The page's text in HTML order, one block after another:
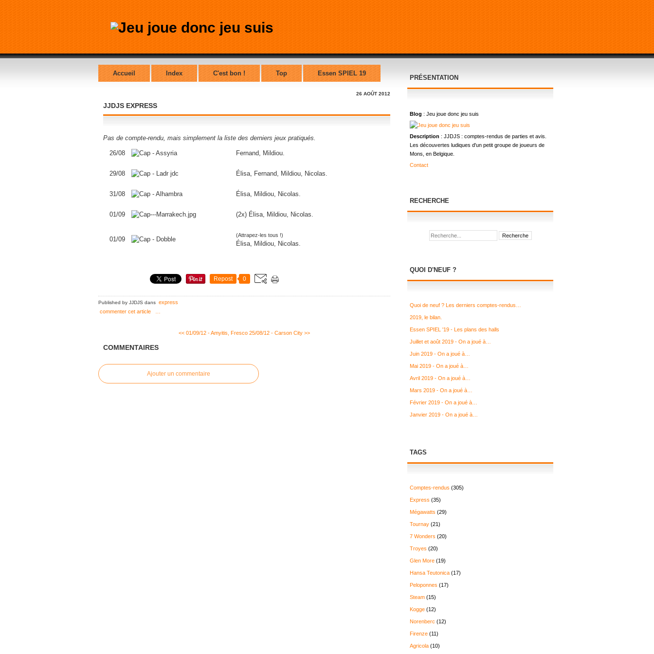
Accueil Index C'est bon ! Top Essen SPIEL 19
26 AOÛT 2012
JJDJS EXPRESS
Pas de compte-rendu, mais simplement la liste des derniers jeux pratiqués.
26/08 Fernand, Mildiou.
29/08 Élisa, Fernand, Mildiou, Nicolas.
31/08 Élisa, Mildiou, Nicolas.
01/09 (2x) Élisa, Mildiou, Nicolas.
01/09
(Attrapez-les tous !)
Élisa, Mildiou, Nicolas.
Repost 0
Published by JJDJS dans express
commenter cet article
<< 01/09/12 - Amyitis, Fresco 25/08/12 - Carson City >>
COMMENTAIRES
Ajouter un commentaire
PRÉSENTATION
Blog : Jeu joue donc jeu suis
Description : JJDJS : comptes-rendus de parties et avis.
Les découvertes ludiques d'un petit groupe de joueurs de
Mons, en Belgique.
Contact
RECHERCHE
QUOI D'NEUF ?
Quoi de neuf ? Les derniers comptes-rendus…
2019, le bilan.
Essen SPIEL '19 - Les plans des halls
Juillet et août 2019 - On a joué à…
Juin 2019 - On a joué à…
Mai 2019 - On a joué à…
Avril 2019 - On a joué à…
Mars 2019 - On a joué à…
Février 2019 - On a joué à…
Janvier 2019 - On a joué à…
TAGS
Comptes-rendus (305)
Express (35)
Mégawatts (29)
Tournay (21)
7 Wonders (20)
Troyes (20)
Glen More (19)
Hansa Teutonica (17)
Peloponnes (17)
Steam (15)
Kogge (12)
Norenberc (12)
Firenze (11)
Agricola (10)